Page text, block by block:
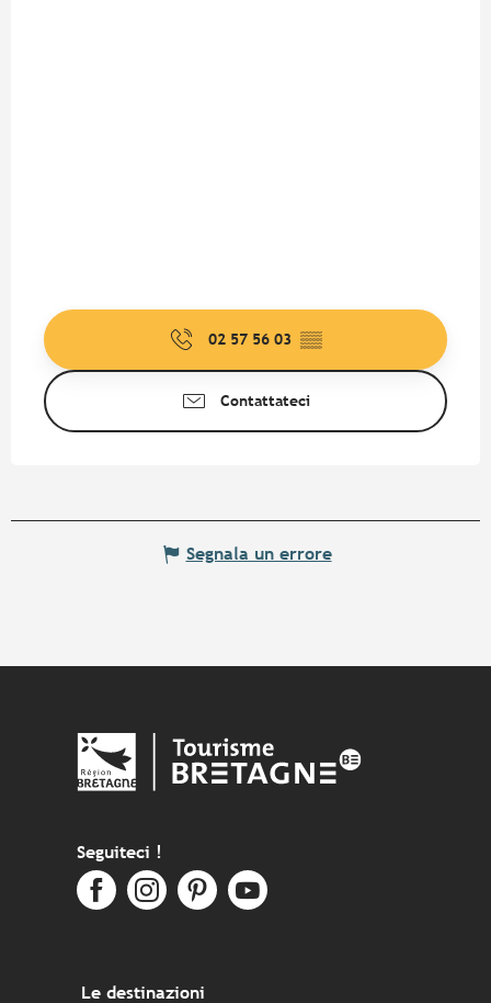
02 57 56 03 ▒▒
Contattateci
Segnala un errore
Seguiteci !
Le destinazioni